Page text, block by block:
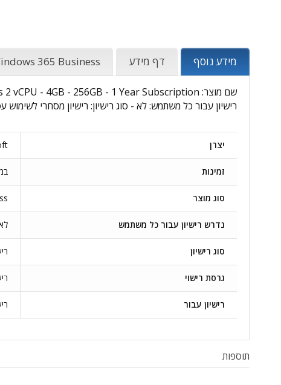
מידע נוסף דף מידע 365 Business
רישיון עבור כל משתמש: לא - סוג רישיון: רישיון מסחרי לשימוש
יצרן
זמינות
סוג מוצר
נדרש רישיון עבור כל משתמש
סוג רישיון
גרסת רישוי
רישיון עבור
תוספות